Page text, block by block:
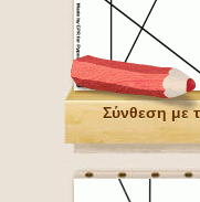
Σύνθεση με